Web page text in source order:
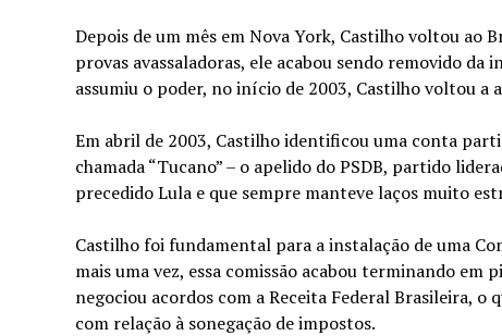
Depois de um mês em Nova York, Castilho voltou ao
provas avassaladoras, ele acabou sendo removido
assumiu o poder, no início de 2003, Castilho voltou a
Em abril de 2003, Castilho identificou uma conta
chamada “Tucano” – o apelido do PSDB, partido
precedido Lula e que sempre manteve laços muito
Castilho foi fundamental para a instalação de uma
mais uma vez, essa comissão acabou terminando em
negociou acordos com a Receita Federal Brasileira,
com relação à sonegação de impostos.